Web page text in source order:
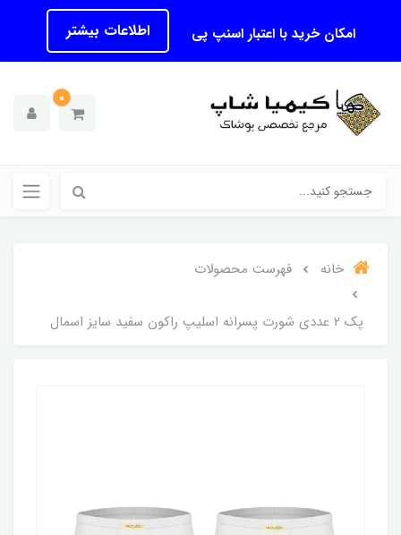
امکان خرید با اعتبار اسنپ پی اطلاعات بیشتر
0
خانه فهرست محصولات
پک 2 عددی شورت پسرانه اسلیپ راکون سفید سایز اسمال